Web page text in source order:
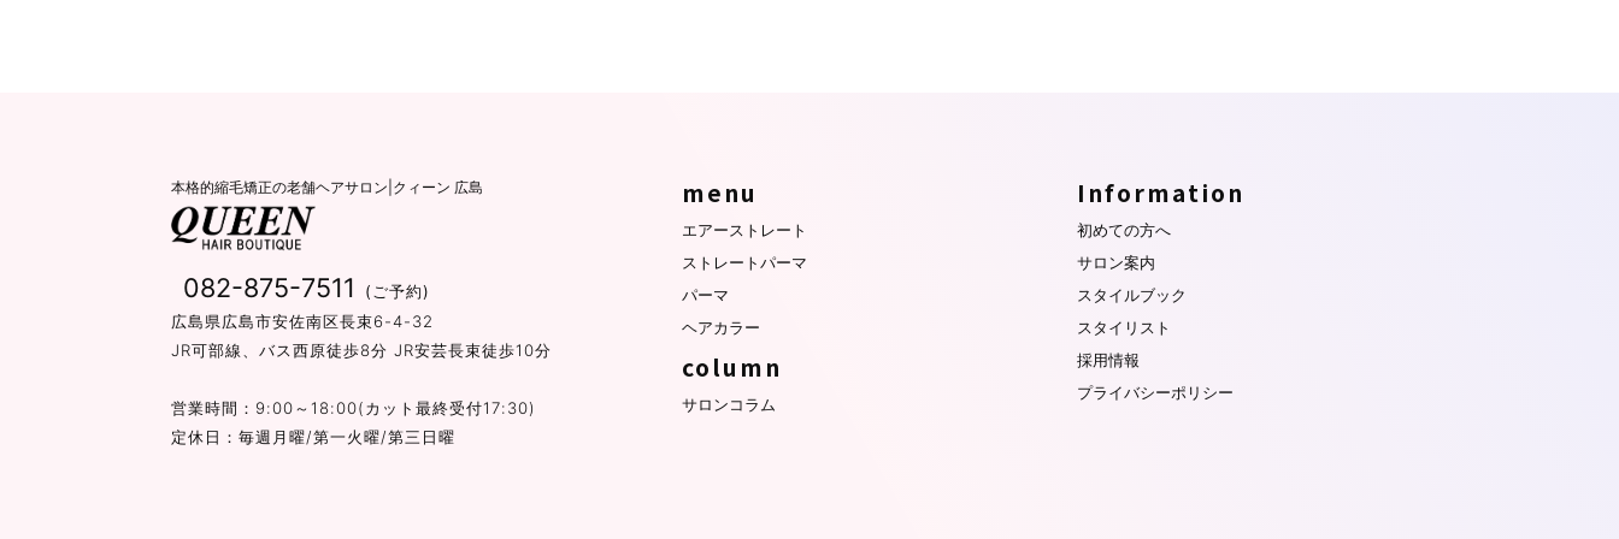
menu
エアーストレート
ストレートパーマ
パーマ
ヘアカラー
column
サロンコラム
Information
初めての方へ
サロン案内
スタイルブック
スタイリスト
採用情報
プライバシーポリシー
本格的縮毛矯正の老舗ヘアサロン|クィーン 広島
082-875-7511
(ご予約)
広島県広島市安佐南区長束6-4-32
JR可部線、バス西原徒歩8分 JR安芸長束徒歩10分
営業時間：9:00～18:00(カット最終受付17:30)
定休日：毎週月曜/第一火曜/第三日曜